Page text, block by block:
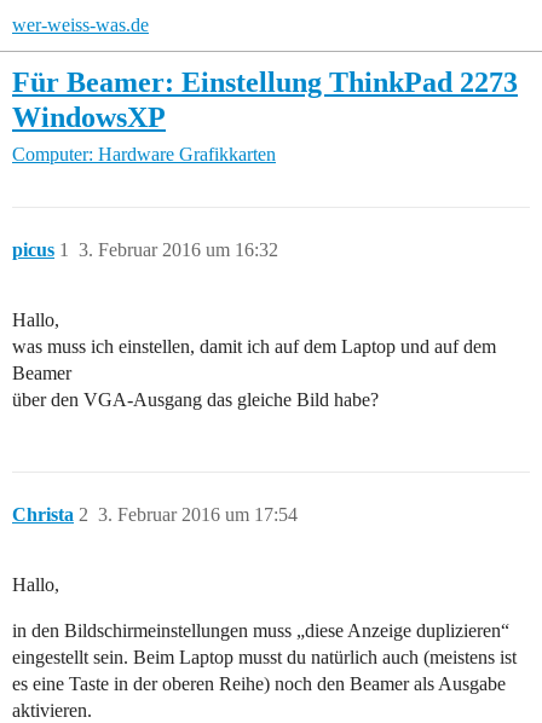
wer-weiss-was.de
Für Beamer: Einstellung ThinkPad 2273
WindowsXP
Computer: Hardware Grafikkarten
picus 3. Februar 2016 um 16:32
1
Hallo,
was muss ich einstellen, damit ich auf dem Laptop und auf dem
Beamer
über den VGA-Ausgang das gleiche Bild habe?
Christa 3. Februar 2016 um 17:54
2
Hallo,
in den Bildschirmeinstellungen muss „diese Anzeige duplizieren“
eingestellt sein. Beim Laptop musst du natürlich auch (meistens ist
es eine Taste in der oberen Reihe) noch den Beamer als Ausgabe
aktivieren.